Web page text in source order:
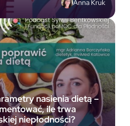
Anna Kruk
nasienia dietą –
ile trwa
niepłodności?